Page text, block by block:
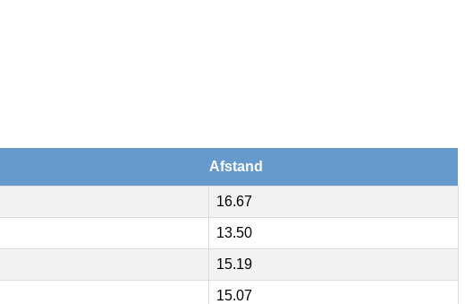
Afstand
16.67
13.50
15.19
15.07